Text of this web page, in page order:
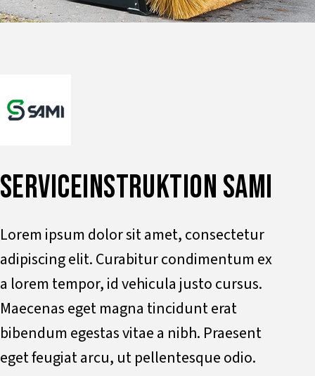
SERVICEINSTRUKTION SAMI
Lorem ipsum dolor sit amet, consectetur
adipiscing elit. Curabitur condimentum ex
a lorem tempor, id vehicula justo cursus.
Maecenas eget magna tincidunt erat
bibendum egestas vitae a nibh. Praesent
eget feugiat arcu, ut pellentesque odio.